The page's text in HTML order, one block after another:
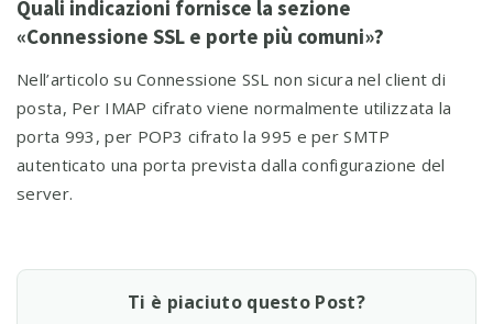
Quali indicazioni fornisce la sezione
«Connessione SSL e porte più comuni»?
Nell’articolo su Connessione SSL non sicura nel client di
posta, Per IMAP cifrato viene normalmente utilizzata la
porta 993, per POP3 cifrato la 995 e per SMTP
autenticato una porta prevista dalla configurazione del
server.
Ti è piaciuto questo Post?